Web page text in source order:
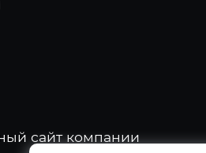
сайт компании